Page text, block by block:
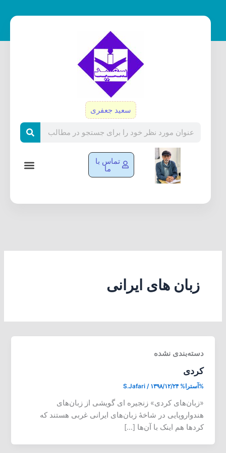
سعید جعفری
تماس با
ما
زبان های ایرانی
دسته‌بندی نشده
کردی
%آسترا% S.Jafari / ۱۳۹۸/۱۲/۲۴
«زبان‌های کردی» زنجیره ای گویشی از زبان‌های
هندواروپایی در شاخهٔ زبان‌های ایرانی غربی هستند که
کردها هم اینک با آن‌ها […]